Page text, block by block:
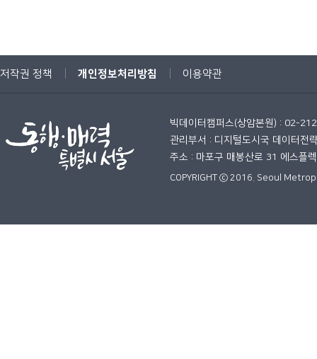
저작권 정책 개인정보처리방침 이용약관
빅데이터캠퍼스(상암본원) : 02-
관리부서 : 디지털도시국 데이터전
주소 : 마포구 매봉산로 31 에스플
COPYRIGHT ⓒ 2016. Seoul